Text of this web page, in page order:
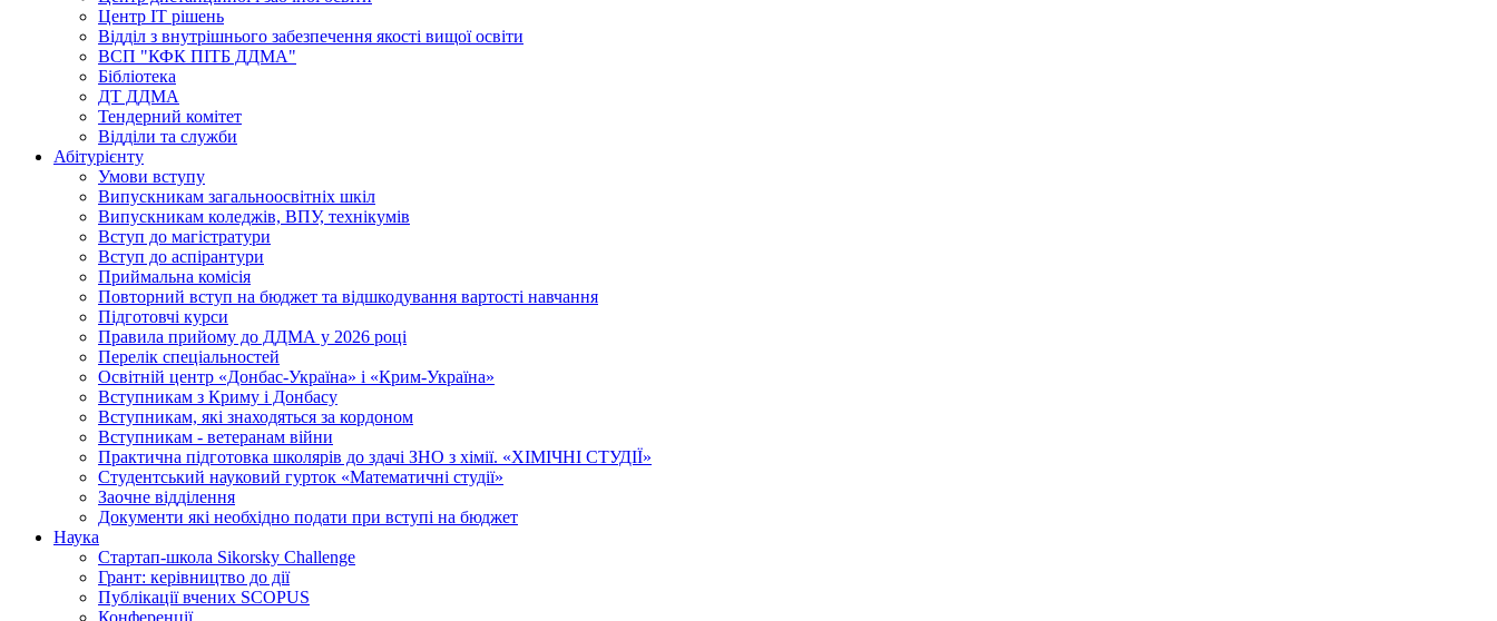
Центр ІТ рішень
Відділ з внутрішнього забезпечення якості вищої освіти
ВСП "КФК ПІТБ ДДМА"
Бібліотека
ДТ ДДМА
Тендерний комітет
Відділи та служби
Абітурієнту
Умови вступу
Випускникам загальноосвітніх шкіл
Випускникам коледжів, ВПУ, технікумів
Вступ до магістратури
Вступ до аспірантури
Приймальна комісія
Повторний вступ на бюджет та відшкодування вартості навчання
Підготовчі курси
Правила прийому до ДДМА у 2026 році
Перелік спеціальностей
Освітній центр «Донбас-Україна» і «Крим-Україна»
Вступникам з Криму і Донбасу
Вступникам, які знаходяться за кордоном
Вступникам - ветеранам війни
Практична підготовка школярів до здачі ЗНО з хімії. «ХІМІЧНІ СТУДІЇ»
Студентський науковий гурток «Математичні студії»
Заочне відділення
Документи які необхідно подати при вступі на бюджет
Наука
Стартап-школа Sikorsky Challenge
Грант: керівництво до дії
Публікації вчених SCOPUS
Конференції